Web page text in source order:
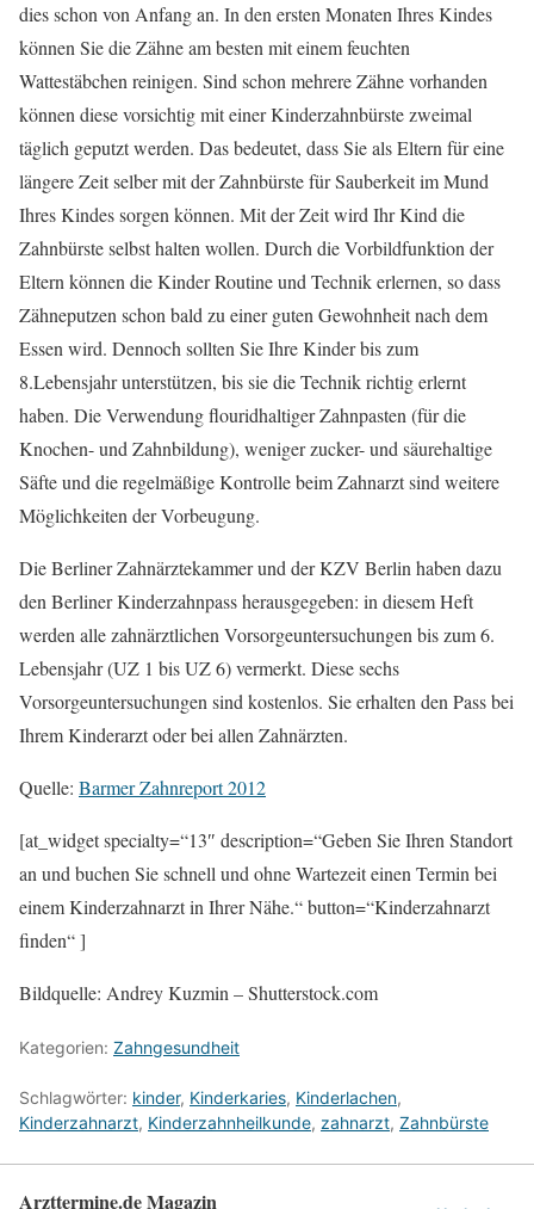
dies schon von Anfang an. In den ersten Monaten Ihres Kindes
können Sie die Zähne am besten mit einem feuchten
Wattestäbchen reinigen. Sind schon mehrere Zähne vorhanden
können diese vorsichtig mit einer Kinderzahnbürste zweimal
täglich geputzt werden. Das bedeutet, dass Sie als Eltern für eine
längere Zeit selber mit der Zahnbürste für Sauberkeit im Mund
Ihres Kindes sorgen können. Mit der Zeit wird Ihr Kind die
Zahnbürste selbst halten wollen. Durch die Vorbildfunktion der
Eltern können die Kinder Routine und Technik erlernen, so dass
Zähneputzen schon bald zu einer guten Gewohnheit nach dem
Essen wird. Dennoch sollten Sie Ihre Kinder bis zum
8.Lebensjahr unterstützen, bis sie die Technik richtig erlernt
haben. Die Verwendung flouridhaltiger Zahnpasten (für die
Knochen- und Zahnbildung), weniger zucker- und säurehaltige
Säfte und die regelmäßige Kontrolle beim Zahnarzt sind weitere
Möglichkeiten der Vorbeugung.
Die Berliner Zahnärztekammer und der KZV Berlin haben dazu
den Berliner Kinderzahnpass herausgegeben: in diesem Heft
werden alle zahnärztlichen Vorsorgeuntersuchungen bis zum 6.
Lebensjahr (UZ 1 bis UZ 6) vermerkt. Diese sechs
Vorsorgeuntersuchungen sind kostenlos. Sie erhalten den Pass bei
Ihrem Kinderarzt oder bei allen Zahnärzten.
Quelle: Barmer Zahnreport 2012
[at_widget specialty=“13″ description=“Geben Sie Ihren Standort
an und buchen Sie schnell und ohne Wartezeit einen Termin bei
einem Kinderzahnarzt in Ihrer Nähe.“ button=“Kinderzahnarzt
finden“ ]
Bildquelle: Andrey Kuzmin – Shutterstock.com
Kategorien: Zahngesundheit
Schlagwörter: kinder, Kinderkaries, Kinderlachen,
Kinderzahnarzt, Kinderzahnheilkunde, zahnarzt, Zahnbürste
Arzttermine.de Magazin